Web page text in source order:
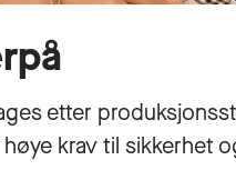
etter
krav til sikkerhet